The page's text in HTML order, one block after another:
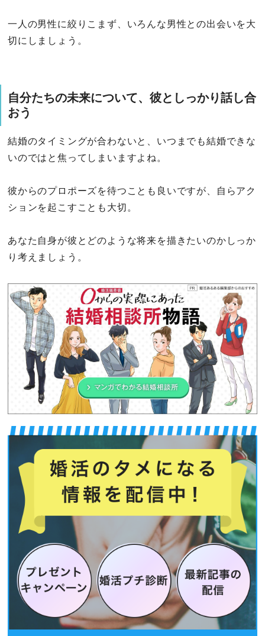
一人の男性に絞りこまず、いろんな男性との出会いを大
切にしましょう。
自分たちの未来について、彼としっかり話し合
おう
結婚のタイミングが合わないと、いつまでも結婚できな
いのではと焦ってしまいますよね。
彼からのプロポーズを待つことも良いですが、自らアク
ションを起こすことも大切。
あなた自身が彼とどのような将来を描きたいのかしっか
り考えましょう。